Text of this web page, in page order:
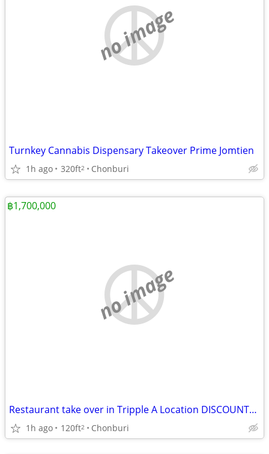
no image
Turnkey Cannabis Dispensary Takeover Prime Jomtien
1h ago 320ft2 Chonburi
no image
Restaurant take over in Tripple A Location DISCOUNTED
1h ago 120ft2 Chonburi
฿1,700,000